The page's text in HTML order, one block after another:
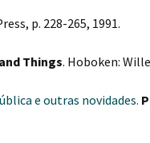
p. 228-265, 1991.
Things. Hoboken:
e outras novidades.